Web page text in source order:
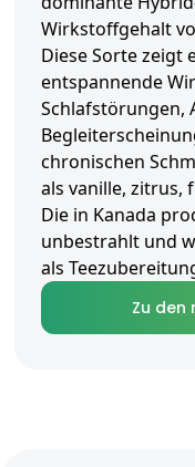
Wirkstoffgehalt
Diese Sorte zeigt
entspannende
Schlafstörungen,
chronischen
als vanille, zitrus,
Die in Kanada
unbestrahlt und
als
Zu den